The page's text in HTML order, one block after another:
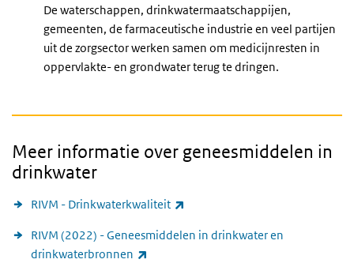
De waterschappen, drinkwatermaatschappijen,
gemeenten, de farmaceutische industrie en veel partijen
uit de zorgsector werken samen om medicijnresten in
oppervlakte- en grondwater terug te dringen.
Meer informatie over geneesmiddelen in
drinkwater
RIVM - Drinkwaterkwaliteit
RIVM (2022) - Geneesmiddelen in drinkwater en
drinkwaterbronnen